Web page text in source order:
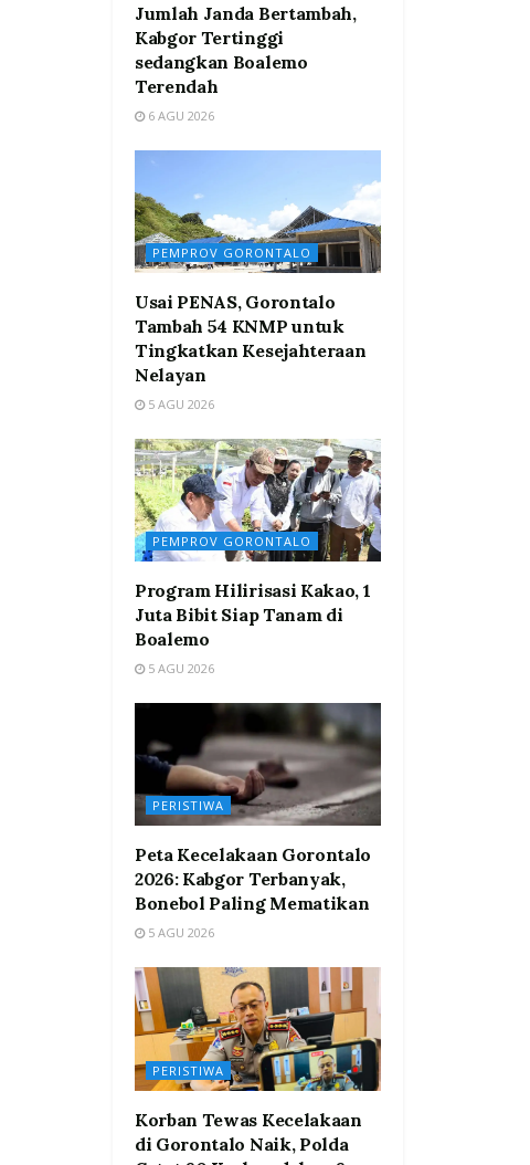
Jumlah Janda Bertambah,
Kabgor Tertinggi
sedangkan Boalemo
Terendah
6 AGU 2026
PEMPROV GORONTALO
Usai PENAS, Gorontalo
Tambah 54 KNMP untuk
Tingkatkan Kesejahteraan
Nelayan
5 AGU 2026
PEMPROV GORONTALO
Program Hilirisasi Kakao, 1
Juta Bibit Siap Tanam di
Boalemo
5 AGU 2026
PERISTIWA
Peta Kecelakaan Gorontalo
2026: Kabgor Terbanyak,
Bonebol Paling Mematikan
5 AGU 2026
PERISTIWA
Korban Tewas Kecelakaan
di Gorontalo Naik, Polda